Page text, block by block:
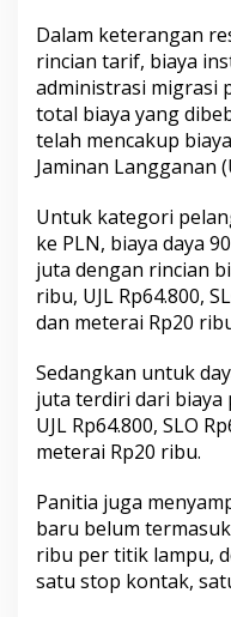
Dalam keterangan
rincian tarif, biaya
administrasi migrasi
total biaya yang
telah mencakup
Jaminan Langganan
Untuk kategori
ke PLN, biaya daya
juta dengan rincian
ribu, UJL Rp64.800,
dan meterai Rp20
Sedangkan untuk
juta terdiri dari biaya
UJL Rp64.800, SLO
meterai Rp20 ribu.
Panitia juga
baru belum
ribu per titik lampu,
satu stop kontak,